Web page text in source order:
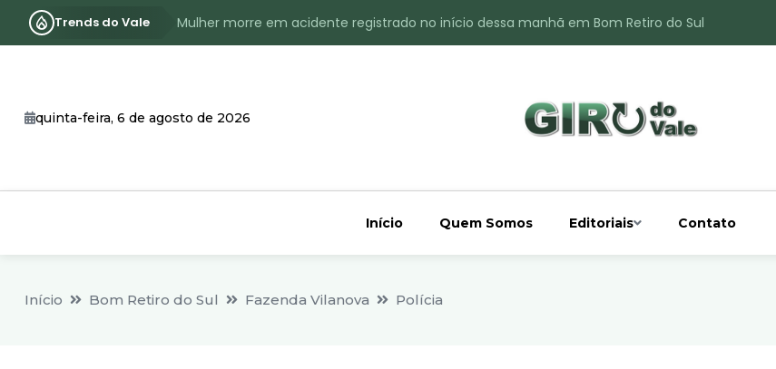
Trends do Vale
Mulher morre em acidente registrado no início dessa manhã em Bom Retiro do Sul
Identificado o jovem assassinado no interior de Bom Retiro do Sul
quinta-feira, 6 de agosto de 2026
Início Quem Somos Editoriais Contato
Início Bom Retiro do Sul Fazenda Vilanova Polícia